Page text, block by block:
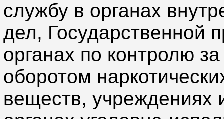
службу в органах
дел, Государственной
органах по контролю за
оборотом
веществ, учреждениях